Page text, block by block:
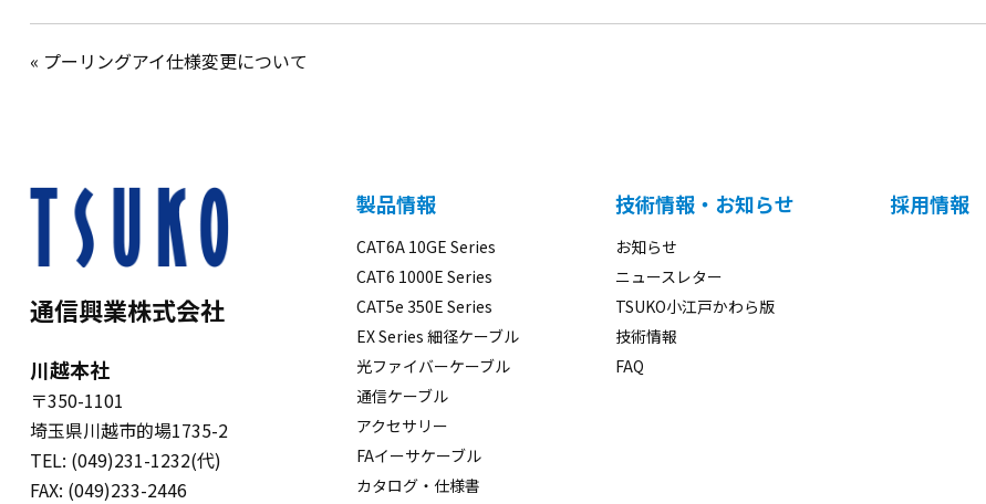
« プーリングアイ仕様変更について
通信興業株式会社
川越本社
〒350-1101
埼玉県川越市的場1735-2
TEL: (049)231-1232(代)
FAX: (049)233-2446
製品情報
CAT6A 10GE Series
CAT6 1000E Series
CAT5e 350E Series
EX Series 細径ケーブル
光ファイバーケーブル
通信ケーブル
アクセサリー
FAイーサケーブル
カタログ・仕様書
技術情報・お知らせ
お知らせ
ニュースレター
TSUKO小江戸かわら版
技術情報
FAQ
採用情報